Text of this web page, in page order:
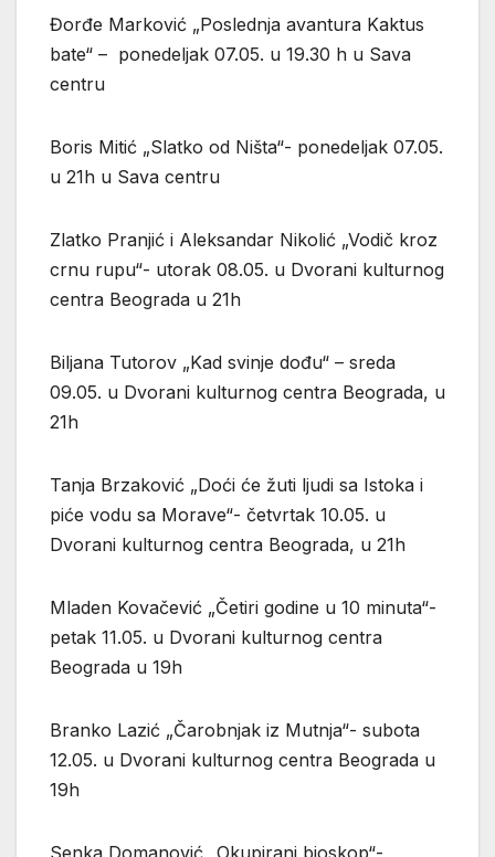
Đorđe Marković „Poslednja avantura Kaktus
bate“ – ponedeljak 07.05. u 19.30 h u Sava
centru
Boris Mitić „Slatko od Ništa“- ponedeljak 07.05.
u 21h u Sava centru
Zlatko Pranjić i Aleksandar Nikolić „Vodič kroz
crnu rupu“- utorak 08.05. u Dvorani kulturnog
centra Beograda u 21h
Biljana Tutorov „Kad svinje dođu“ – sreda
09.05. u Dvorani kulturnog centra Beograda, u
21h
Tanja Brzaković „Doći će žuti ljudi sa Istoka i
piće vodu sa Morave“- četvrtak 10.05. u
Dvorani kulturnog centra Beograda, u 21h
Mladen Kovačević „Četiri godine u 10 minuta“-
petak 11.05. u Dvorani kulturnog centra
Beograda u 19h
Branko Lazić „Čarobnjak iz Mutnja“- subota
12.05. u Dvorani kulturnog centra Beograda u
19h
Senka Domanović „Okupirani bioskop“-